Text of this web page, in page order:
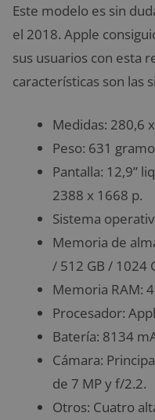
Este modelo es sin
el 2018. Apple
sus usuarios con esta
características son las
Medidas: 280,6
Peso: 631
Pantalla: 12,9”
2388 x 1668 p.
Sistema
Memoria de
/ 512 GB / 1024
Memoria RAM:
Procesador:
Batería: 8134
Cámara:
de 7 MP y f/2.2.
Otros: Cuatro